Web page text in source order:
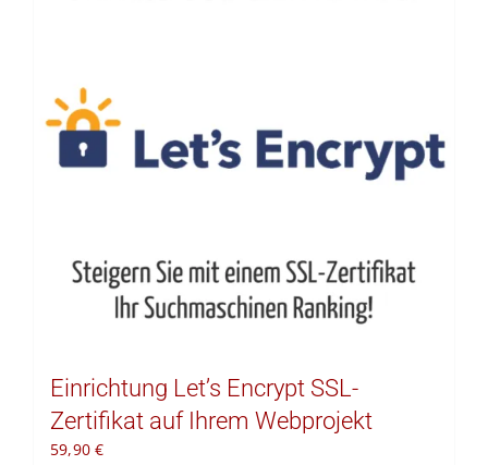
Warenkorb
Einrichtung Let’s Encrypt SSL-
Zertifikat auf Ihrem Webprojekt
59,90€